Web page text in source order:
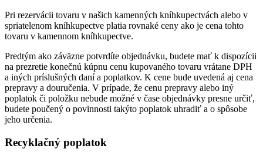
Pri rezervácii tovaru v našich kamenných kníhkupectvách alebo v
spriatelenom kníhkupectve platia rovnaké ceny ako je cena tohto
tovaru v kamennom kníhkupectve.
Predtým ako záväzne potvrdíte objednávku, budete mať k dispozícii
na prezretie konečnú kúpnu cenu kupovaného tovaru vrátane DPH
a iných príslušných daní a poplatkov. K cene bude uvedená aj cena
prepravy a douručenia. V prípade, že cenu prepravy alebo iný
poplatok či položku nebude možné v čase objednávky presne určiť,
budete poučený o povinnosti takýto poplatok uhradiť a o spôsobe
jeho určenia.
Recyklačný poplatok